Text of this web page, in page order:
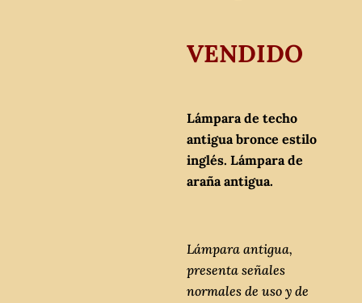
VENDIDO
Lámpara de techo
antigua bronce estilo
inglés. Lámpara de
araña antigua.
Lámpara antigua,
presenta señales
normales de uso y de